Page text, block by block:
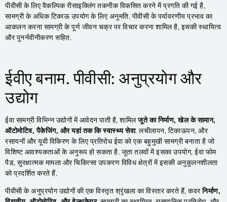
पीवीसी के लिए वैकल्पिक रीसाइक्लिंग तकनीक विकसित करने में प्रगति की गई है,
सामग्री के अधिक टिकाऊ उपयोग के लिए अनुमति. पीवीसी के पर्यावरणीय प्रभाव का
आकलन करना सामग्री के पूर्ण जीवन चक्र पर विचार करना शामिल है, इसकी स्थायित्व
और पुनर्नवीनीकरण सहित.
ईवीए बनाम. पीवीसी: अनुप्रयोग और
उद्योग
ईवा सामग्री विभिन्न उद्योगों में आवेदन पाती है, शामिलजूते का निर्माण, खेल के सामान,
ऑटोमोटिव, पैकेजिंग, और यहां तक ​​कि स्वास्थ्य सेवा. लचीलापन, टिकाऊपन, और
रसायनों और यूवी विकिरण के लिए प्रतिरोध ईवा को एक बहुमुखी सामग्री बनाता है जो
विशिष्ट आवश्यकताओं के अनुरूप हो सकता है. जूता तलवों में इसका उपयोग, ईवा फोम
पैड, सुरक्षात्मक मामला और चिकित्सा उपकरण विविध क्षेत्रों में इसकी अनुकूलनशीलता
को प्रदर्शित करते हैं.
पीवीसी के अनुप्रयोग उद्योगों की एक विस्तृत श्रृंखला का विस्तार करते हैं, कवरनिर्माण,